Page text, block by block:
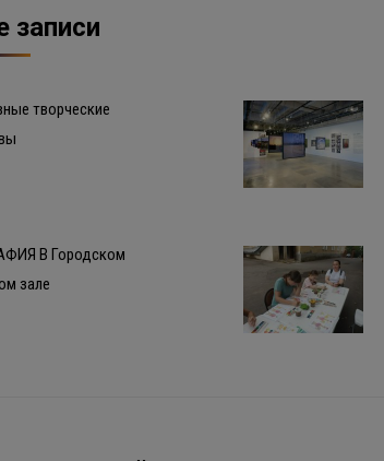
записи
творческие
В Городском
зале